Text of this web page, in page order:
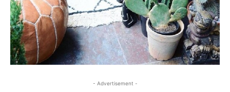
- Advertisement -